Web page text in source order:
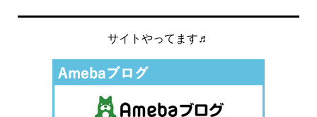
サイトやってます♬